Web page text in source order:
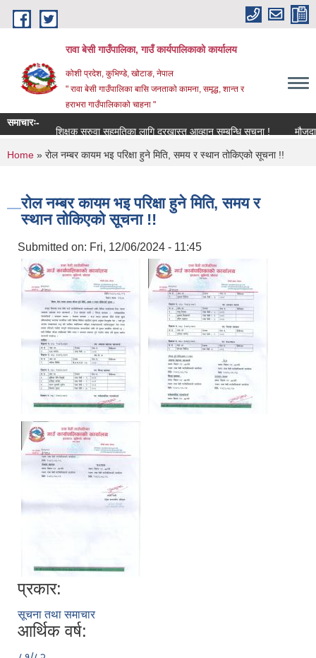
Skip to main content
रावा बेसी गाउँपालिका, गाउँ कार्यपालिकाको कार्यालय
कोशी प्रदेश, कुभिण्डे, खोटाङ, नेपाल
" रावा बेसी गाउँपालिका बासि जनताको कामना, समृद्ध, शान्त र
हराभरा गाउँपालिकाको चाहना "
समाचारः-
शिक्षक सरुवा सहमतिका लागि दरखास्त आव्हान सम्बन्धि सूचना !
मौजुदा
You are here
Home » रोल नम्बर कायम भइ परिक्षा हुने मिति, समय र स्थान तोकिएको सूचना !!
रोल नम्बर कायम भइ परिक्षा हुने मिति, समय र
स्थान तोकिएको सूचना !!
Submitted on: Fri, 12/06/2024 - 11:45
प्रकार:
सूचना तथा समाचार
आर्थिक वर्ष: